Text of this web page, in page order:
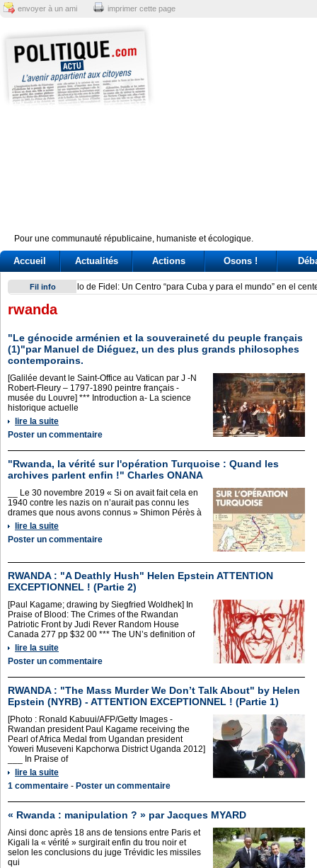
envoyer à un ami imprimer cette page
Pour une communauté républicaine, humaniste et écologique.
Accueil Actualités Actions Osons !
Fil info Prince Hisahito offers flowers for Hiroshima A-bomb victims
rwanda
"Le génocide arménien et la souveraineté du peuple français
(1)"par Manuel de Diéguez, un des plus grands philosophes
contemporains.
[Galilée devant le Saint-Office au Vatican par J -N
Robert-Fleury – 1797-1890 peintre français -
musée du Louvre] *** Introduction a- La science
historique actuelle
lire la suite
Poster un commentaire
"Rwanda, la vérité sur l'opération Turquoise : Quand les
archives parlent enfin !" Charles ONANA
__ Le 30 novembre 2019 « Si on avait fait cela en
1940 contre les nazis on n’aurait pas connu les
drames que nous avons connus » Shimon Pérès à
lire la suite
Poster un commentaire
RWANDA : "A Deathly Hush" Helen Epstein ATTENTION
EXCEPTIONNEL ! (Partie 2)
[Paul Kagame; drawing by Siegfried Woldhek] In
Praise of Blood: The Crimes of the Rwandan
Patriotic Front by Judi Rever Random House
Canada 277 pp $32 00 *** The UN’s definition of
lire la suite
Poster un commentaire
RWANDA : "The Mass Murder We Don’t Talk About" by Helen
Epstein (NYRB) - ATTENTION EXCEPTIONNEL ! (Partie 1)
[Photo : Ronald Kabuui/AFP/Getty Images -
Rwandan president Paul Kagame receiving the
Pearl of Africa Medal from Ugandan president
Yoweri Museveni Kapchorwa District Uganda 2012]
___ In Praise of
lire la suite
1 commentaire - Poster un commentaire
« Rwanda : manipulation ? » par Jacques MYARD
Ainsi donc après 18 ans de tensions entre Paris et
Kigali la « vérité » surgirait enfin du trou noir et
selon les conclusions du juge Trévidic les missiles
qui